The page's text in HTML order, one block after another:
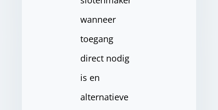
wanneer
toegang
direct nodig
is en
alternatieve